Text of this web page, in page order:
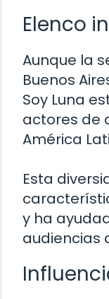
Elenco
Aunque la
Buenos
Soy Luna
actores de
América
Esta
y ha
audiencias